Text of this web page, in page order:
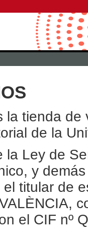
la tienda
de la
la Ley de
y
titular de
el CIF nº